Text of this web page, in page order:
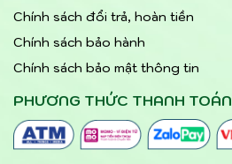
Chính sách đổi trả, hoàn tiền
Chính sách bảo hành
Chính sách bảo mật thông tin
PHƯƠNG THỨC THANH TOÁN